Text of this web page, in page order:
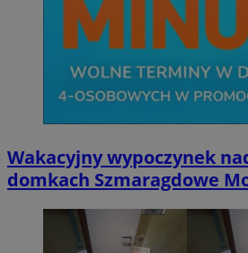
Wakacyjny wypoczynek
domkach Szmaragdowe